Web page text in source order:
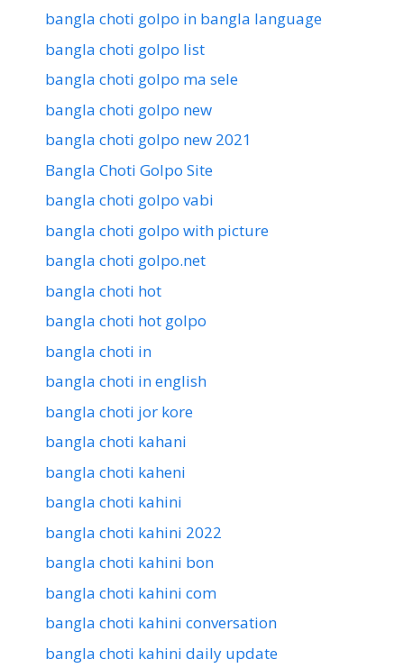
bangla choti golpo in bangla language
bangla choti golpo list
bangla choti golpo ma sele
bangla choti golpo new
bangla choti golpo new 2021
Bangla Choti Golpo Site
bangla choti golpo vabi
bangla choti golpo with picture
bangla choti golpo.net
bangla choti hot
bangla choti hot golpo
bangla choti in
bangla choti in english
bangla choti jor kore
bangla choti kahani
bangla choti kaheni
bangla choti kahini
bangla choti kahini 2022
bangla choti kahini bon
bangla choti kahini com
bangla choti kahini conversation
bangla choti kahini daily update